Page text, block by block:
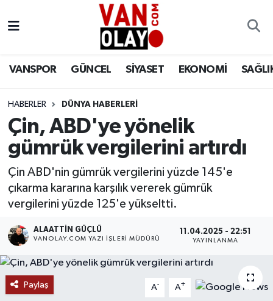
VANSPOR GÜNCEL SİYASET EKONOMİ
HABERLER DÜNYA HABERLERİ
Çin, ABD'ye yönelik
gümrük vergilerini artırdı
Çin ABD'nin gümrük vergilerini yüzde 145'e
çıkarma kararına karşılık vererek gümrük
vergilerini yüzde 125'e yükseltti.
ALAATTIN GÜÇLÜ
VANOLAY.COM YAZI İŞLERI MÜDÜRÜ
11.04.2025 - 22:51
YAYINLANMA
Paylaş A- A+
Siyaset
Ekonomi
Sağlık
Eğitim
Bilim & Teknoloji
Dünya
RESMİ İLANLAR
Van Nöbetçi Eczaneler
Van Namaz Vakitleri
Van Trafik Yoğunluk Haritası
Süper Lig Puan Durumu ve Fikstür
Tüm Manşetler
Son Dakika Haberleri
Haber Arşivi